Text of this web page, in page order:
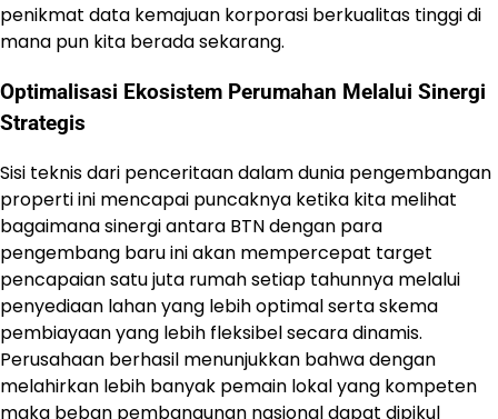
penikmat data kemajuan korporasi berkualitas tinggi di
mana pun kita berada sekarang.
Optimalisasi Ekosistem Perumahan Melalui Sinergi
Strategis
Sisi teknis dari penceritaan dalam dunia pengembangan
properti ini mencapai puncaknya ketika kita melihat
bagaimana sinergi antara BTN dengan para
pengembang baru ini akan mempercepat target
pencapaian satu juta rumah setiap tahunnya melalui
penyediaan lahan yang lebih optimal serta skema
pembiayaan yang lebih fleksibel secara dinamis.
Perusahaan berhasil menunjukkan bahwa dengan
melahirkan lebih banyak pemain lokal yang kompeten
maka beban pembangunan nasional dapat dipikul